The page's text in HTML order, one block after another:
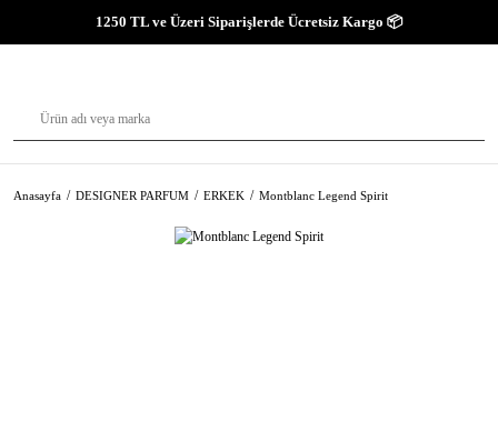
1250 TL ve Üzeri Siparişlerde Ücretsiz Kargo 📦
Anasayfa DESIGNER PARFUM ERKEK Montblanc Legend Spirit